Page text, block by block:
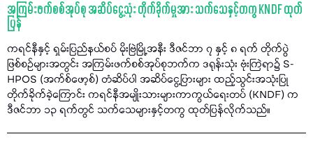
အကြမ်းဖက်စစ်အုပ်စု အဆိပ်ငွေ့သုံး တိုက်ခိုက်မှုအား သက်သေနှင့်တကွ KNDF ထုတ်
ပြန်
ကရင်နီနှင့် ရှမ်းပြည်နယ်စပ် မိုးဗြဲမြို့အနီး ဒီဇင်ဘာ ၇ နှင့် ၈ ရက် တိုက်ပွဲ
ဖြစ်စဉ်များအတွင်း အကြမ်းဖက်စစ်အုပ်စုဘက်က ဒရုန်းသုံး ဗုံးကြဲရာ၌ S-
HPOS (အက်စ်ဖော့စ်) တံဆိပ်ပါ အဆိပ်ငွေ့ပြားများ ထည့်သွင်းအသုံးပြု
တိုက်ခိုက်ခဲ့ကြောင်း ကရင်နီအမျိုးသားများကာကွယ်ရေးတပ် (KNDF) က
ဒီဇင်ဘာ ၁၃ ရက်တွင် သက်သေများနှင့်တကွ ထုတ်ပြန်လိုက်သည်။